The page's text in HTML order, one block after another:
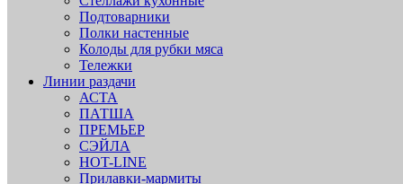
Подтоварники
Полки настенные
Колоды для рубки мяса
Тележки
Линии раздачи
АСТА
ПАТША
ПРЕМЬЕР
СЭЙЛА
HOT-LINE
Прилавки-мармиты